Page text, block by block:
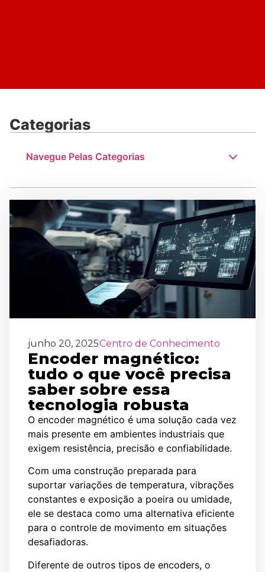
junho 20, 2025Centro de Conhecimento
Encoder magnético:
tudo o que você precisa
saber sobre essa
tecnologia robusta
O encoder magnético é uma solução cada vez
mais presente em ambientes industriais que
exigem resistência, precisão e confiabilidade.
Com uma construção preparada para
suportar variações de temperatura, vibrações
constantes e exposição a poeira ou umidade,
ele se destaca como uma alternativa eficiente
para o controle de movimento em situações
desafiadoras.
Diferente de outros tipos de encoders, o
Categorias
Navegue Pelas Categorias